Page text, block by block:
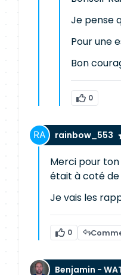
Je pense
Pour une
Bon
0
rainbow_553
Merci pour
était à coté de
Je vais les
0
Benjamin -